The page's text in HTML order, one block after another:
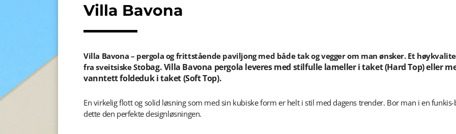
Villa Bavona
Villa Bavona – pergola og frittstående paviljong med både tak og vegger om man ønsker. Et
fra sveitsiske Stobag. Villa Bavona pergola leveres med stilfulle lameller i taket (Hard Top) eller
vanntett foldeduk i taket (Soft Top).
En virkelig flott og solid løsning som med sin kubiske form er helt i stil med dagens trender. Bor man i en
dette den perfekte designløsningen.